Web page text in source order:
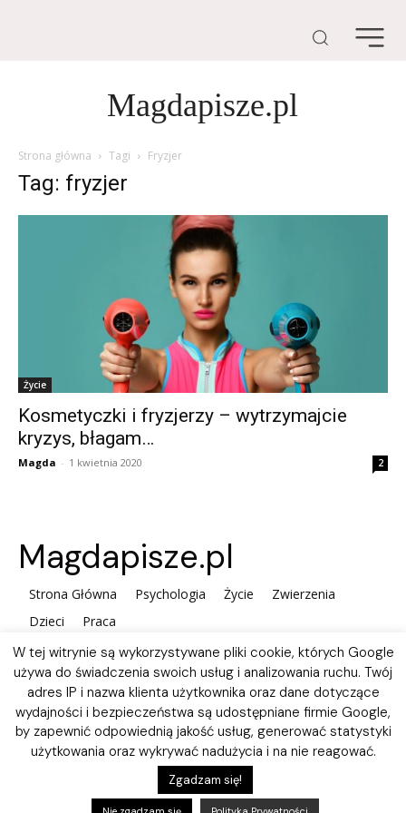
Magdapisze.pl
Strona główna Tagi Fryzjer
Tag: fryzjer
Życie
Kosmetyczki i fryzjerzy – wytrzymajcie
kryzys, błagam…
Magda - 1 kwietnia 2020 2
Magdapisze.pl
Strona Główna Psychologia Życie
Zwierzenia
Dzieci
Praca
W tej witrynie są wykorzystywane pliki cookie, których Google
używa do świadczenia swoich usług i analizowania ruchu. Twój
adres IP i nazwa klienta użytkownika oraz dane dotyczące
wydajności i bezpieczeństwa są udostępniane firmie Google,
by zapewnić odpowiednią jakość usług, generować statystyki
użytkowania oraz wykrywać nadużycia i na nie reagować.
Zgadzam się!